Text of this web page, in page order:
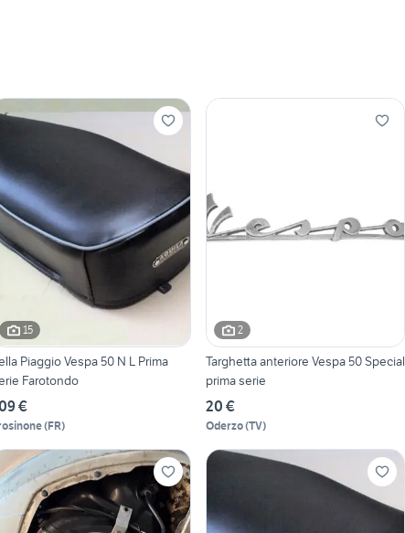
15
Piaggio Vespa 50 N L Prima
Farotondo
€
(FR)
2
Targhetta anteriore Vespa 50 Special
prima serie
20 €
Oderzo(TV)